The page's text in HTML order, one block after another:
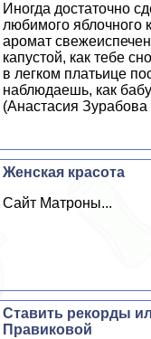
Иногда достаточно
любимого яблочного
аромат
капустой, как тебе
в легком платьице
наблюдаешь, как
(Анастасия
Женская красота
Сайт Матроны...
Ставить рекорды
Правиковой